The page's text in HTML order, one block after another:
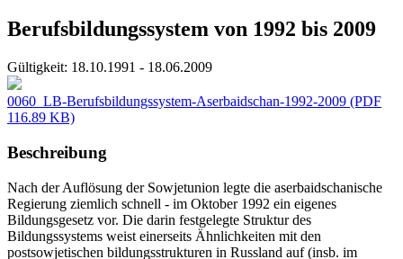
Berufsbildungssystem von 1992 bis 2009
Gültigkeit: 18.10.1991 - 18.06.2009
0060_LB-Berufsbildungssystem-Aserbaidschan-1992-2009 (PDF
116.89 KB)
Beschreibung
Nach der Auflösung der Sowjetunion legte die aserbaidschanische
Regierung ziemlich schnell - im Oktober 1992 ein eigenes
Bildungsgesetz vor. Die darin festgelegte Struktur des
Bildungssystems weist einerseits Ähnlichkeiten mit den
postsowjetischen bildungsstrukturen in Russland auf (insb. im